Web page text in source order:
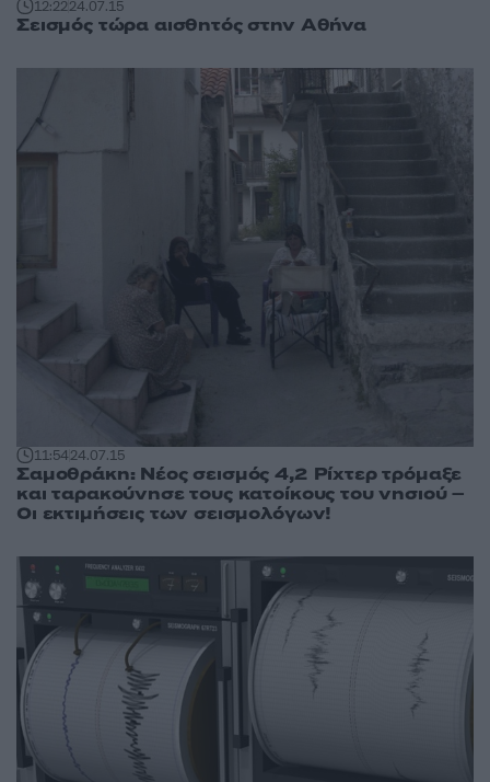
12:2224.07.15
Σεισμός τώρα αισθητός στην Αθήνα
11:5424.07.15
Σαμοθράκη: Νέος σεισμός 4,2 Ρίχτερ τρόμαξε
και ταρακούνησε τους κατοίκους του νησιού –
Οι εκτιμήσεις των σεισμολόγων!